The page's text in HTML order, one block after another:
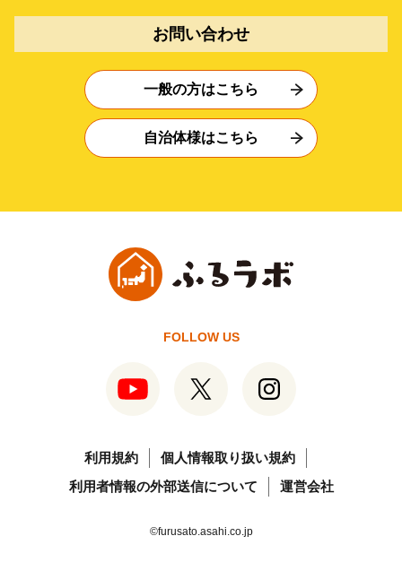
お問い合わせ
一般の方はこちら
自治体様はこちら
FOLLOW US
利用規約
個人情報取り扱い規約
利用者情報の外部送信について
運営会社
©furusato.asahi.co.jp